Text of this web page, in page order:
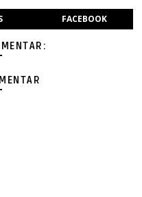
FACEBOOK